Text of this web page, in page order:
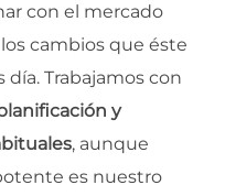
con el mercado
cambios que éste
Trabajamos con
y
, aunque
es nuestro